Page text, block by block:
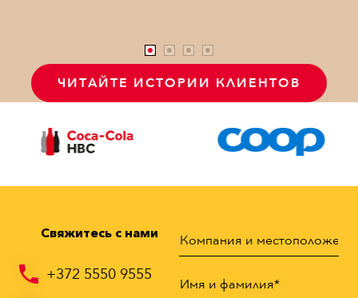
ЧИТАЙТЕ ИСТОРИИ КЛИЕНТОВ
Свяжитесь с нами
+372 5550 9555